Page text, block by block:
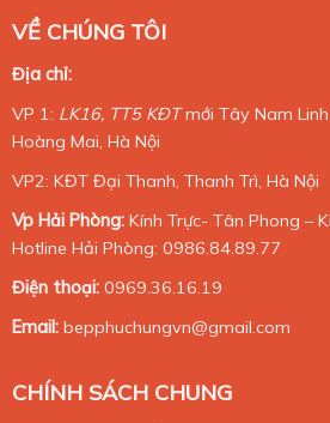
VỀ CHÚNG TÔI
Địa chỉ:
VP 1: LK16, TT5 KĐTmới Tây Nam
Hoàng Mai, Hà Nội
VP2: KĐT Đại Thanh, Thanh Trì, Hà Nội
Vp Hải Phòng:Kính Trực- Tân Phong –
Hotline Hải Phòng: 0986.84.89.77
Điện thoại:0969.36.16.19
Email:bepphuchungvn@gmail.com
CHÍNH SÁCH CHUNG